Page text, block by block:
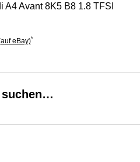
A4 Avant 8K5 B8 1.8 TFSI
eBay)*
suchen…